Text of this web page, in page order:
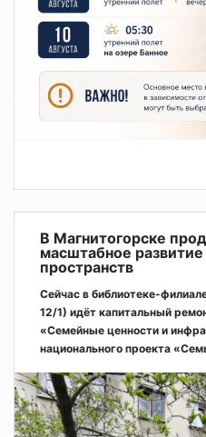
В Магнитогорске
масштабное
пространств
Сейчас в библиотеке-
12/1) идёт капитальный
«Семейные ценности и
национального проекта